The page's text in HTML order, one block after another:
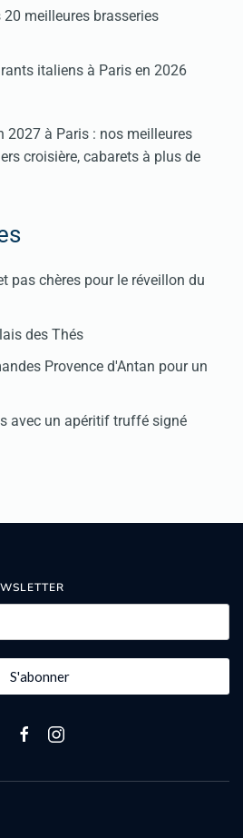
meilleures brasseries
italiens à Paris en 2026
2027 à Paris : nos meilleures
croisière, cabarets à plus de
pas chères pour le réveillon du
des Thés
Provence d'Antan pour un
avec un apéritif truffé signé
S'abonner